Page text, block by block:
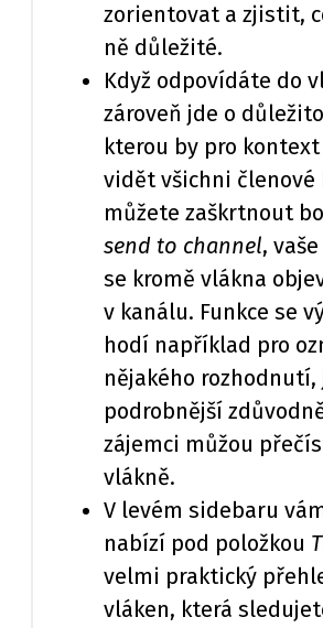
zorientovat a zjistit,
ně důležité.
Když odpovídáte do
zároveň jde o
kterou by pro
vidět všichni členové
můžete zaškrtnout
send to channel,
se kromě vlákna
v kanálu. Funkce se
hodí například pro
nějakého rozhodnutí,
podrobnější
zájemci můžou
vlákně.
V levém sidebaru
nabízí pod položkou
velmi praktický
vláken, která